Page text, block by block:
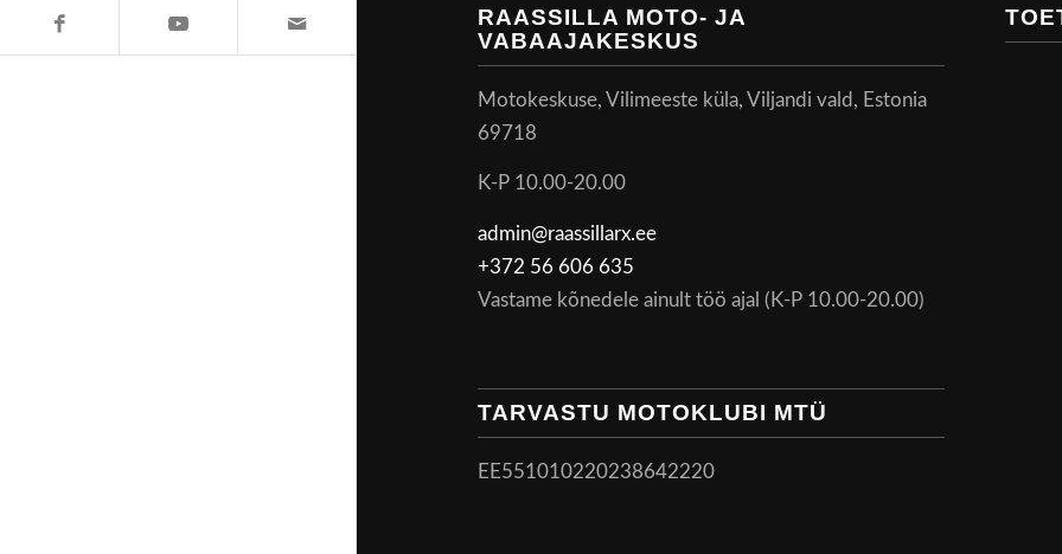
RAASSILLA MOTO- JA
VABAAJAKESKUS
Motokeskuse, Vilimeeste küla, Viljandi vald, Estonia
69718
K-P 10.00-20.00
admin@raassillarx.ee
+372 56 606 635
Vastame kõnedele ainult töö ajal (K-P 10.00-20.00)
TARVASTU MOTOKLUBI MTÜ
EE551010220238642220